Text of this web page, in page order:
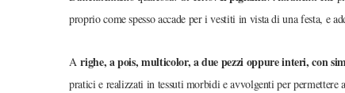
proprio come spesso accade per i vestiti in vista di una festa,
Arighe, a pois, multicolor, a due pezzi oppure interi, con
pratici e realizzati in tessuti morbidi e avvolgenti per